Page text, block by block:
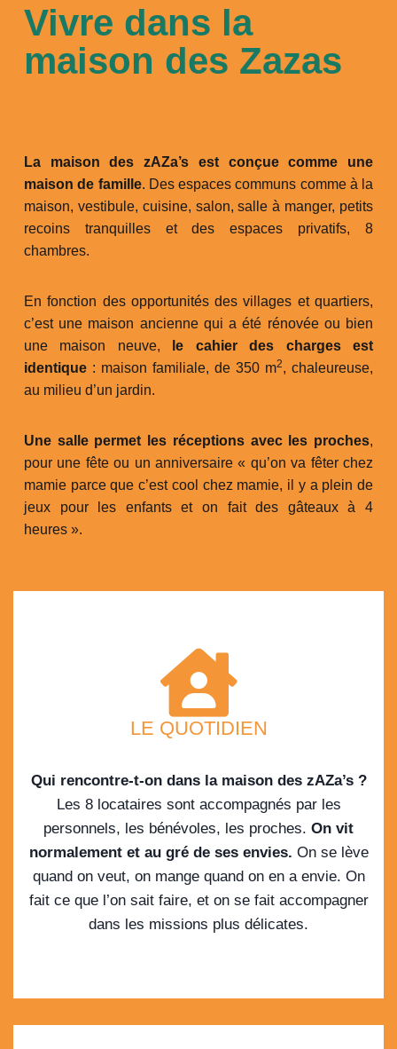
Vivre dans la
maison des Zazas
La maison des zAZa’s est conçue comme une
maison de famille. Des espaces communs comme à la
maison, vestibule, cuisine, salon, salle à manger, petits
recoins tranquilles et des espaces privatifs, 8
chambres.
En fonction des opportunités des villages et quartiers,
c’est une maison ancienne qui a été rénovée ou bien
une maison neuve,
le cahier des charges est
identique : maison familiale, de 350 m2, chaleureuse,
au milieu d’un jardin.
Une salle permet les réceptions avec les proches,
pour une fête ou un anniversaire « qu’on va fêter chez
mamie parce que c’est cool chez mamie, il y a plein de
jeux pour les enfants et on fait des gâteaux à 4
heures ».
LE QUOTIDIEN
Qui rencontre-t-on dans la maison des zAZa’s ?
Les 8 locataires sont accompagnés par les
personnels, les bénévoles, les proches. On vit
normalement et au gré de ses envies. On se lève
quand on veut, on mange quand on en a envie. On
fait ce que l’on sait faire, et on se fait accompagner
dans les missions plus délicates.